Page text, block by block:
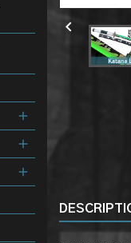
